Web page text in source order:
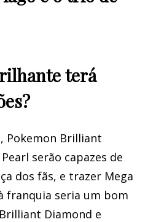
terá
Pokemon Brilliant
serão capazes de
dos fãs, e trazer Mega
franquia seria um bom
Diamond e